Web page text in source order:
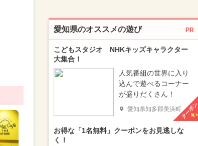
愛知県のオススメの遊び PR
こどもスタジオ NHKキッズキャラクター
大集合！
人気番組の世界に入り
込んで遊べるコーナー
が盛りだくさん！
愛知県知多郡美浜町クーポン
お得な「1名無料」クーポンをお見逃しな
く！